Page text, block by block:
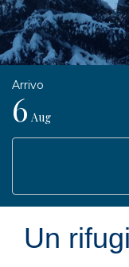
6 Aug
Un